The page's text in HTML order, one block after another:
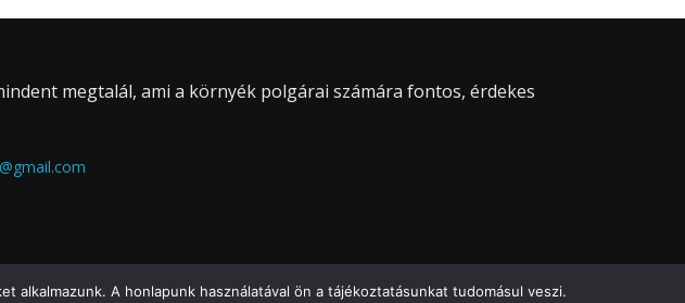
megtalál, ami a környék polgárai számára fontos, érdekes
alkalmazunk. A honlapunk használatával ön a tájékoztatásunkat tudomásul veszi.